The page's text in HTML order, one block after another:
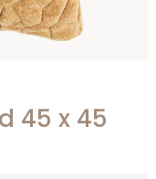
45 x 45